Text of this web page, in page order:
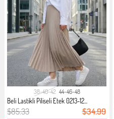
38-40-42 44-46-48
Beli Lastikli Piliseli Etek 0213-12...
$85.33 $34.99